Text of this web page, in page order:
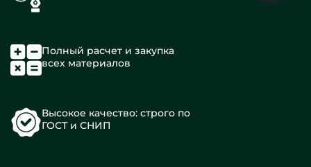
Полный расчет и закупка
всех материалов
Высокое качество: строго по
ГОСТ и СНИП